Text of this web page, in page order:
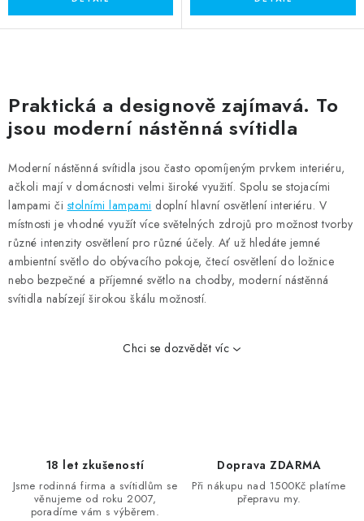
v
l
á
d
a
c
í
p
r
v
k
Praktická a designově zajímavá. To
jsou moderní nástěnná svítidla
Moderní nástěnná svítidla jsou často opomíjeným prvkem interiéru,
ačkoli mají v domácnosti velmi široké využití. Spolu se stojacími
lampami či stolními lampami doplní hlavní osvětlení interiéru. V
místnosti je vhodné využít více světelných zdrojů pro možnost tvorby
různé intenzity osvětlení pro různé účely. Ať už hledáte jemné
ambientní světlo do obývacího pokoje, čtecí osvětlení do ložnice
nebo bezpečné a příjemné světlo na chodby, moderní nástěnná
svítidla nabízejí širokou škálu možností.
Chci se dozvědět víc
18 let zkušeností
Jsme rodinná firma a svítidlům se
věnujeme od roku 2007,
poradíme vám s výběrem.
Doprava ZDARMA
Při nákupu nad 1500Kč platíme
přepravu my.